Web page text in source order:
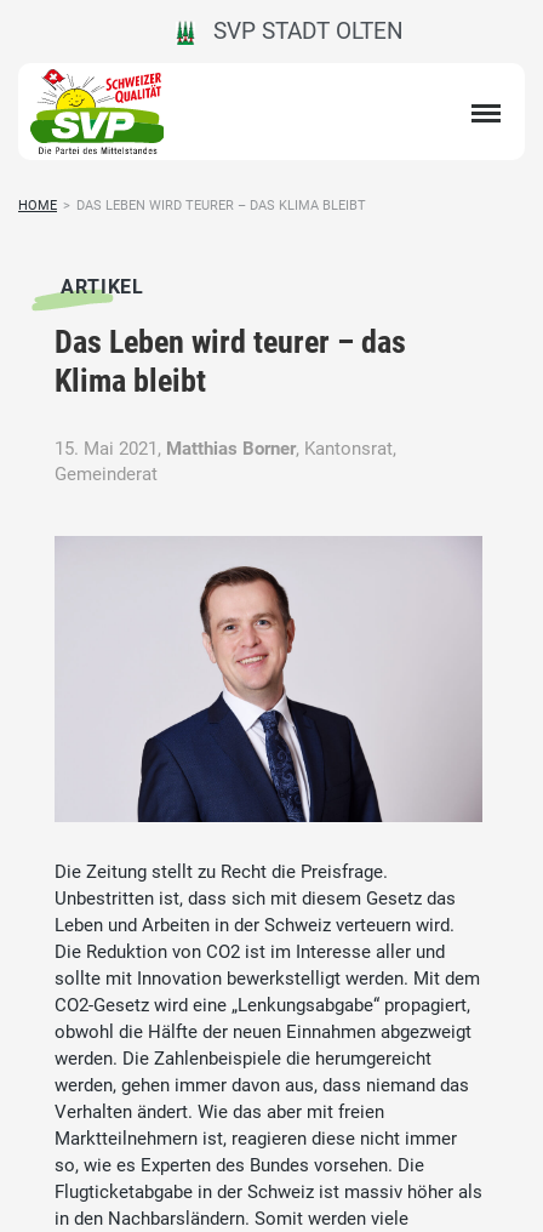
SVP STADT OLTEN
HOME > DAS LEBEN WIRD TEURER – DAS KLIMA BLEIBT
ARTIKEL
Das Leben wird teurer – das
Klima bleibt
15. Mai 2021, Matthias Borner, Kantonsrat,
Gemeinderat
Die Zeitung stellt zu Recht die Preisfrage.
Unbestritten ist, dass sich mit diesem Gesetz das
Leben und Arbeiten in der Schweiz verteuern wird.
Die Reduktion von CO2 ist im Interesse aller und
sollte mit Innovation bewerkstelligt werden. Mit dem
CO2-Gesetz wird eine „Lenkungsabgabe“ propagiert,
obwohl die Hälfte der neuen Einnahmen abgezweigt
werden. Die Zahlenbeispiele die herumgereicht
werden, gehen immer davon aus, dass niemand das
Verhalten ändert. Wie das aber mit freien
Marktteilnehmern ist, reagieren diese nicht immer
so, wie es Experten des Bundes vorsehen. Die
Flugticketabgabe in der Schweiz ist massiv höher als
in den Nachbarsländern. Somit werden viele